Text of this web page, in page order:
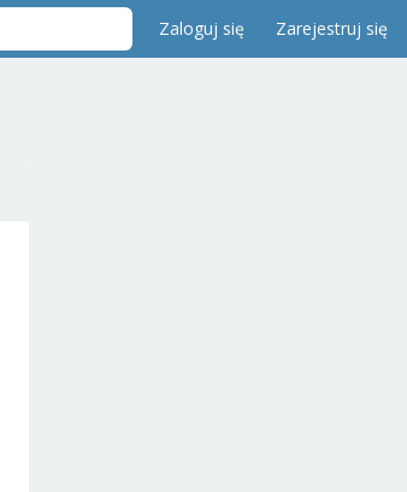
Zaloguj się Zarejestruj się